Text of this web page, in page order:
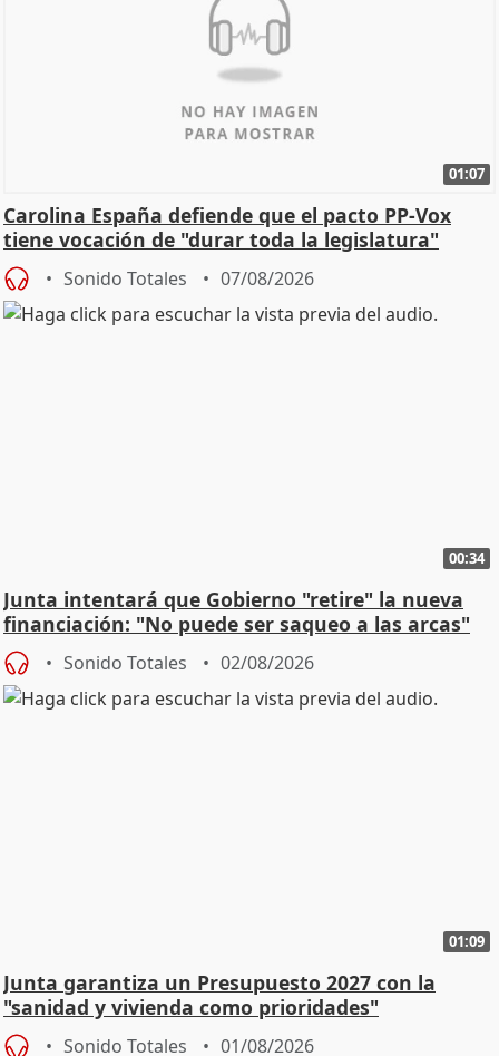
01:07
Carolina España defiende que el pacto PP-Vox
tiene vocación de "durar toda la legislatura"
Sonido Totales 07/08/2026
00:34
Junta intentará que Gobierno "retire" la nueva
financiación: "No puede ser saqueo a las arcas"
Sonido Totales 02/08/2026
01:09
Junta garantiza un Presupuesto 2027 con la
"sanidad y vivienda como prioridades"
Sonido Totales 01/08/2026